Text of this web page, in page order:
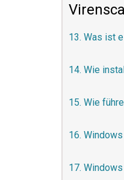
13. Was ist
14. Wie
15. Wie
16.
17.